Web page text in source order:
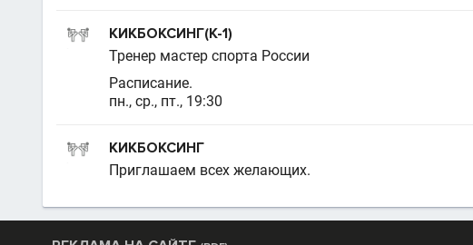
КИКБОКСИНГ(К-1)
Тренер мастер спорта России
Расписание.
пн., ср., пт., 19:30
КИКБОКСИНГ
Приглашаем всех желающих.